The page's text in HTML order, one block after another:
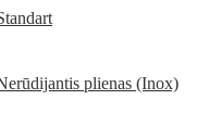
plienas (Inox)